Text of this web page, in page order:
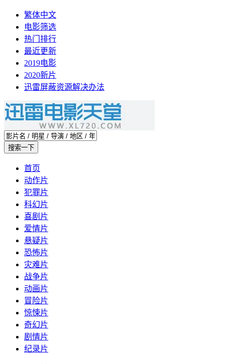
繁体中文
电影筛选
热门排行
最近更新
2019电影
2020新片
迅雷屏蔽资源解决办法
首页
动作片
犯罪片
科幻片
喜剧片
爱情片
悬疑片
恐怖片
灾难片
战争片
动画片
冒险片
惊悚片
奇幻片
剧情片
纪录片